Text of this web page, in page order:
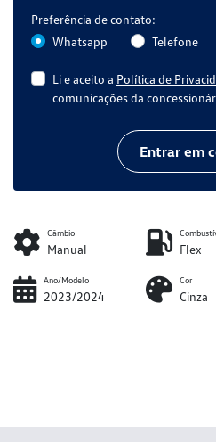
Preferência de contato:
Whatsapp
Telefone
Li e aceito a Política de
comunicações da
Entrar em
Câmbio
Manual Flex
Ano/Modelo
2023/2024
Cor
Cinza